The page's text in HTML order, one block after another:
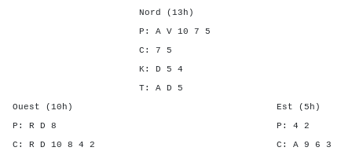
Nord (13h)
P: A V 10 7 5
C: 7 5
K: D 5 4
T: A D 5
Ouest (10h) Est (5h)
P: R D 8 P:
C: R D 10 8 4 2 C: A 9